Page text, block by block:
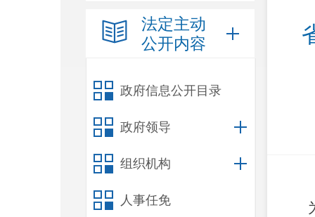
法定主动
公开内容
政府信息公开目录
政府领导
组织机构
人事任免